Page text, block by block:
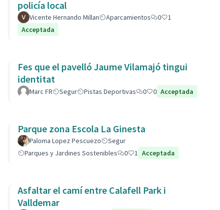
policía local
Vicente Hernando Millan Aparcamientos 0
1
Acceptada
Fes que el pavelló Jaume Vilamajó tingui
identitat
Marc FR Segur Pistas Deportivas 0 0 Acceptada
Parque zona Escola La Ginesta
Paloma Lopez Pescuezo
Segur
Parques y Jardines Sostenibles
0 1 Acceptada
Asfaltar el camí entre Calafell Park i
Valldemar